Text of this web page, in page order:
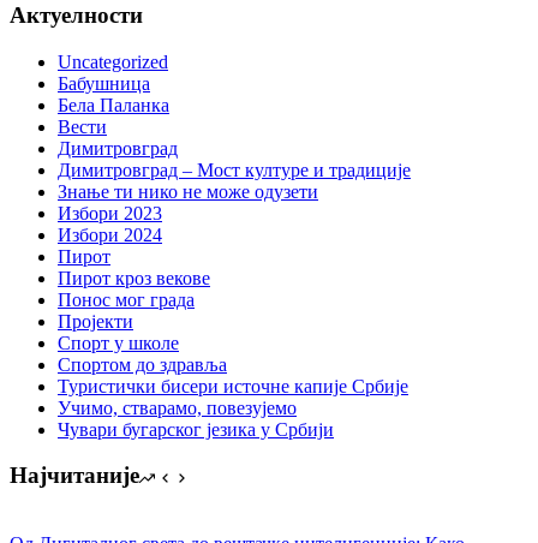
Актуелности
Uncategorized
Бабушница
Бела Паланка
Вести
Димитровград
Димитровград – Мост културе и традиције
Знање ти нико не може одузети
Избори 2023
Избори 2024
Пирот
Пирот кроз векове
Понос мог града
Пројекти
Спорт у школе
Спортом до здравља
Туристички бисери источне капије Србије
Учимо, стварамо, повезујемо
Чувари бугарског језика у Србији
Најчитаније